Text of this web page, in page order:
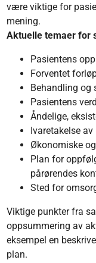
være viktige for
mening.
Aktuelle temaer for
Pasientens
Forventet
Behandling og
Pasientens
Åndelige,
Ivaretakelse av
Økonomiske
Plan for
pårørendes
Sted for
Viktige punkter fra
oppsummering av
eksempel en
plan.